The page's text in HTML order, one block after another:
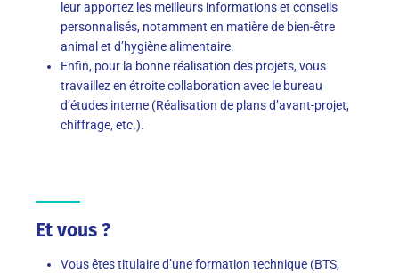
leur apportez les meilleurs informations et conseils
personnalisés, notamment en matière de bien-être
animal et d’hygiène alimentaire.
Enfin, pour la bonne réalisation des projets, vous
travaillez en étroite collaboration avec le bureau
d’études interne (Réalisation de plans d’avant-projet,
chiffrage, etc.).
Et vous ?
Vous êtes titulaire d’une formation technique (BTS,